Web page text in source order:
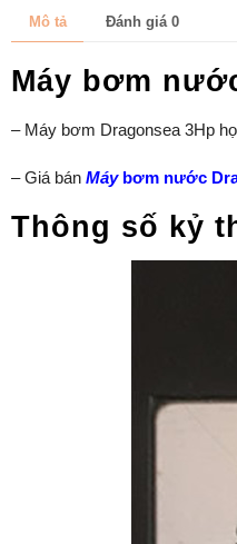
Mô tả Đánh giá 0
Máy bơm
– Máy bơm Dragonsea 3Hp
– Giá bán Máybơm nước
Thông số kỷ